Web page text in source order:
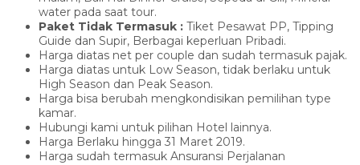
water pada saat tour.
Paket Tidak Termasuk : Tiket Pesawat PP, Tipping
Guide dan Supir, Berbagai keperluan Pribadi.
Harga diatas net per couple dan sudah termasuk pajak.
Harga diatas untuk Low Season, tidak berlaku untuk
High Season dan Peak Season.
Harga bisa berubah mengkondisikan pemilihan type
kamar.
Hubungi kami untuk pilihan Hotel lainnya.
Harga Berlaku hingga 31 Maret 2019.
Harga sudah termasuk Ansuransi Perjalanan